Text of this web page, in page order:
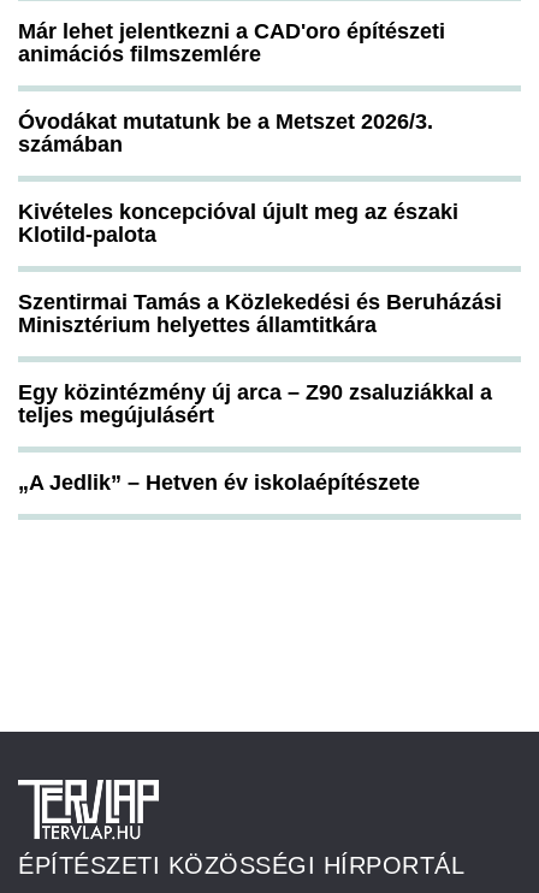
Már lehet jelentkezni a CAD'oro építészeti
animációs filmszemlére
Óvodákat mutatunk be a Metszet 2026/3.
számában
Kivételes koncepcióval újult meg az északi
Klotild-palota
Szentirmai Tamás a Közlekedési és Beruházási
Minisztérium helyettes államtitkára
Egy közintézmény új arca – Z90 zsaluziákkal a
teljes megújulásért
„A Jedlik” – Hetven év iskolaépítészete
ÉPÍTÉSZETI KÖZÖSSÉGI HÍRPORTÁL